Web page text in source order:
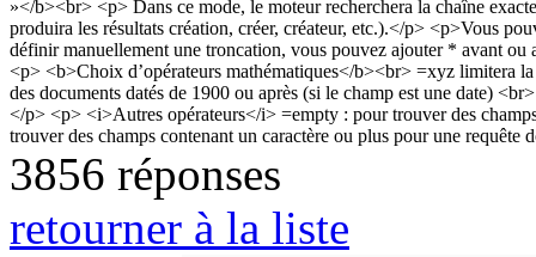
3856 réponses
retourner à la liste